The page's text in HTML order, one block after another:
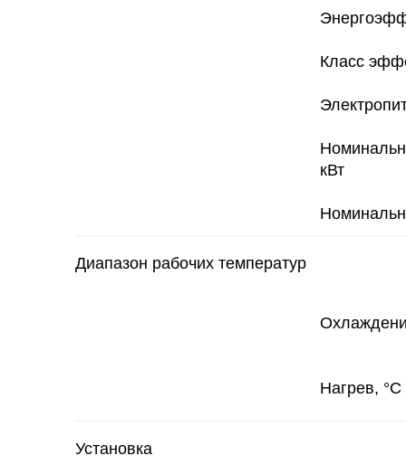
Класс
кВт
Диапазон рабочих температур
Нагрев, °С
Установка